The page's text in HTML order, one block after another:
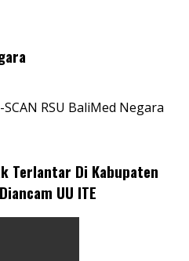
RSU BaliMed Negara
Terlantar Di Kabupaten
UU ITE